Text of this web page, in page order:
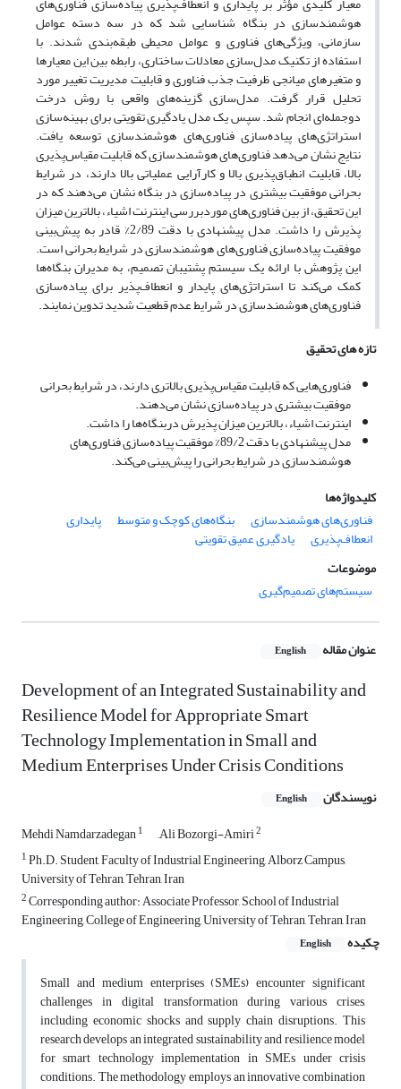
هوشمندسازی در بنگاه شناسایی شد که در سه دسته عوامل
سازمانی، ویژگی‌های فناوری و عوامل محیطی طبقه‌بندی شدند. با
استفاده از تکنیک مدل‌سازی معادلات ساختاری، رابطه بین این معیارها
و متغیرهای میانجی ظرفیت جذب فناوری و قابلیت مدیریت تغییر مورد
تحلیل قرار گرفت. مدل‌سازی گزینه‌های واقعی با روش درخت
دوجمله‌ای انجام شد. سپس یک مدل یادگیری تقویتی برای بهینه‌سازی
استراتژی‌های پیاده‌سازی فناوری‌های هوشمندسازی توسعه یافت.
نتایج نشان می‌دهد فناوری‌های هوشمندسازی که قابلیت مقیاس‌پذیری
بالا، قابلیت انطباق‌پذیری بالا و کارآرایی عملیاتی بالا دارند، در شرایط
بحرانی موفقیت بیشتری در پیاده‌سازی در بنگاه نشان می‌دهند که در
این تحقیق، از بین فناوری‌های موردبررسی اینترنت اشیاء، بالاترین میزان
پذیرش را داشت. مدل پیشنهادی با دقت 2/89% قادر به پیش‌بینی
موفقیت پیاده‌سازی فناوری‌های هوشمندسازی در شرایط بحرانی است.
این پژوهش با ارائه یک سیستم پشتیبان تصمیم، به مدیران بنگاه‌ها
کمک می‌کند تا استراتژی‌های پایدار و انعطاف‌پذیر برای پیاده‌سازی
فناوری‌های هوشمندسازی در شرایط عدم قطعیت شدید تدوین نمایند.
تازه های تحقیق
فناوری‌هایی که قابلیت مقیاس‌پذیری بالاتری دارند، در شرایط بحرانی
موفقیت بیشتری در پیاده‌سازی نشان می‌دهند.
اینترنت اشیاء، بالاترین میزان پذیرش دربنگاه‌ها را داشت.
مدل پیشنهادی با دقت 89/2% موفقیت پیاده‌سازی فناوری‌های
هوشمندسازی در شرایط بحرانی را پیش‌بینی می‌کند.
کلیدواژه‌ها
فناوری‌های هوشمندسازی
بنگاه‌های کوچک و متوسط پایداری
انعطاف‌پذیری
یادگیری عمیق تقویتی
موضوعات
سیستم‌های تصمیم‌گیری
عنوان مقاله English
Development of an Integrated Sustainability and
Resilience Model for Appropriate Smart
Technology Implementation in Small and
Medium Enterprises Under Crisis Conditions
نویسندگان English
Mehdi Namdarzadegan1 َAli Bozorgi-Amiri2
1Ph.D. Student, Faculty of Industrial Engineering, Alborz Campus,
University of Tehran, Tehran, Iran
2Corresponding author: Associate Professor, School of Industrial
Engineering, College of Engineering, University of Tehran, Tehran, Iran
چکیده
English
Small and medium enterprises (SMEs) encounter significant
challenges in digital transformation during various crises,
including economic shocks and supply chain disruptions. This
research develops an integrated sustainability and resilience model
for smart technology implementation in SMEs under crisis
conditions. The methodology employs an innovative combination